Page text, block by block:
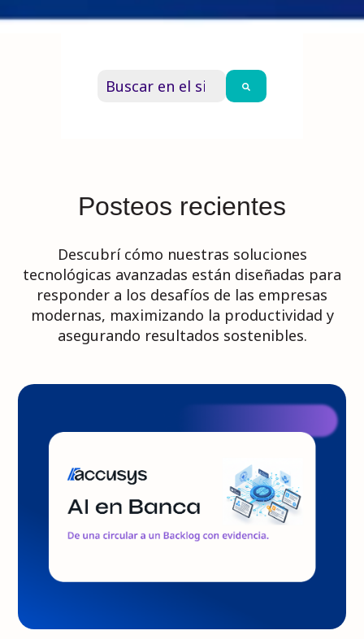
Esto es un campo de búsqueda
Posteos recientes
Descubrí cómo nuestras soluciones
tecnológicas avanzadas están diseñadas para
responder a los desafíos de las empresas
modernas, maximizando la productividad y
asegurando resultados sostenibles.